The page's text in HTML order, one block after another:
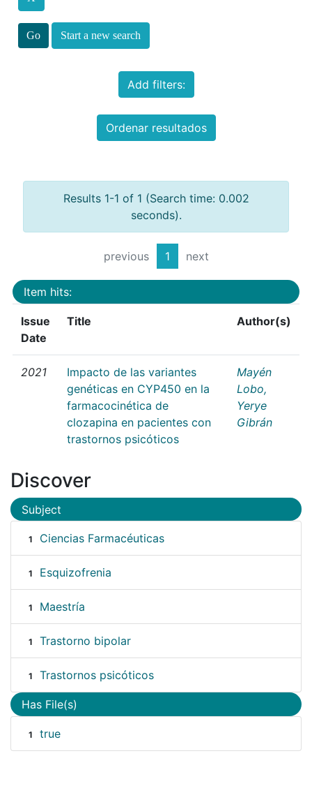
Start a new search
Add filters:
Ordenar resultados
Results 1-1 of 1 (Search time: 0.002
seconds).
previous 1 next
Item hits:
Issue
Date
Title Author(s)
2021
Impacto de las variantes
genéticas en CYP450 en la
farmacocinética de
clozapina en pacientes con
trastornos psicóticos
Mayén
Lobo,
Yerye
Gibrán
Discover
Subject
1 Ciencias Farmacéuticas
1 Esquizofrenia
1 Maestría
1 Trastorno bipolar
1 Trastornos psicóticos
Has File(s)
1 true